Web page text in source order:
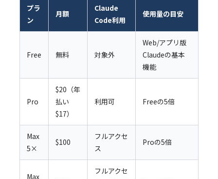
プラ
ン
月額
Claude
Code利用
使用量の目安
Free 無料 対象外
Web/アプリ版
Claudeの基本
機能
Pro
$20（年
払い
$17）
利用可 Freeの5倍
Max
5×
$100
フルアクセ
ス
Proの5倍
Max
フルアクセ